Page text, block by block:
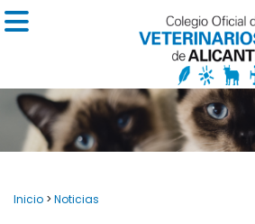
Inicio > Noticias